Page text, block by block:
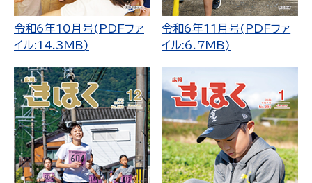
令和6年10月号(PDFファ
イル:14.3MB)
令和6年11月号(PDFファ
イル:6.7MB)